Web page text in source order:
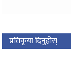
प्रतिकृया दिनुहोस्